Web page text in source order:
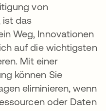
von
ist das
Weg, Innovationen
auf die wichtigsten
Mit einer
können Sie
eliminieren, wenn
oder Daten